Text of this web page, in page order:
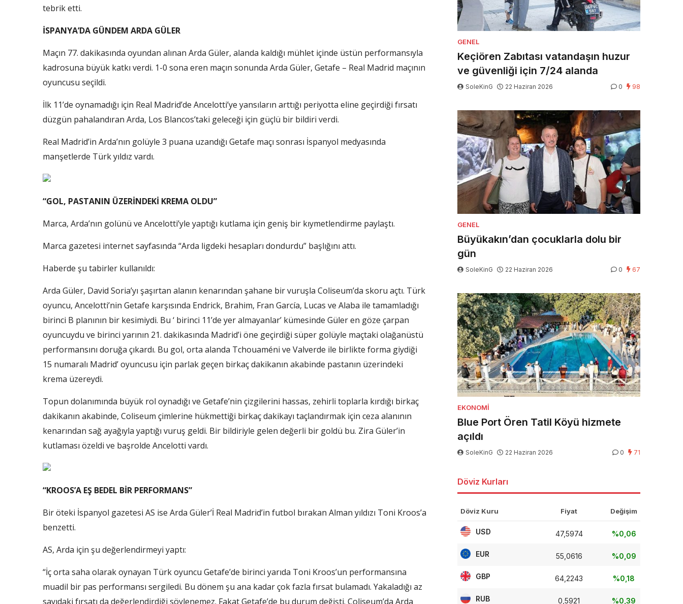
tebrik etti.
İSPANYA’DA GÜNDEM ARDA GÜLER
Maçın 77. dakikasında oyundan alınan Arda Güler, alanda kaldığı mühlet içinde üstün performansıyla
kadrosuna büyük katkı verdi. 1-0 sona eren maçın sonunda Arda Güler, Getafe – Real Madrid maçının
oyuncusu seçildi.
İlk 11’de oynamadığı için Real Madrid’de Ancelotti’ye yansıların arttığı periyotta eline geçirdiği fırsatı
düzgün pahalandıran Arda, Los Blancos’taki geleceği için güçlü bir bildiri verdi.
Real Madrid’in Arda’nın golüyle 3 puana uzandığı Getafe maçı sonrası İspanyol medyasında
manşetlerde Türk yıldız vardı.
“GOL, PASTANIN ÜZERİNDEKİ KREMA OLDU”
Marca, Arda’nın golünü ve Ancelotti’yle yaptığı kutlama için geniş bir kıymetlendirme paylaştı.
Marca gazetesi internet sayfasında “Arda ligdeki hesapları dondurdu” başlığını attı.
Haberde şu tabirler kullanıldı:
Arda Güler, David Soria’yı şaşırtan alanın kenarından şahane bir vuruşla Coliseum’da skoru açtı. Türk
oyuncu, Ancelotti’nin Getafe karşısında Endrick, Brahim, Fran García, Lucas ve Alaba ile tamamladığı
birinci B planının bir kesimiydi. Bu ‘ birinci 11’de yer almayanlar’ kümesinde Güler en göze çarpan
oyuncuydu ve birinci yarının 21. dakikasında Madrid’i öne geçirdiği süper golüyle maçtaki olağanüstü
performansını doruğa çıkardı. Bu gol, orta alanda Tchouaméni ve Valverde ile birlikte forma giydiği
15 numaralı Madrid’ oyuncusu için parlak geçen birkaç dakikanın akabinde pastanın üzerindeki
krema üzereydi.
Topun dolanımında büyük rol oynadığı ve Getafe’nin çizgilerini hassas, zehirli toplarla kırdığı birkaç
dakikanın akabinde, Coliseum çimlerine hükmettiği birkaç dakikayı taçlandırmak için ceza alanının
kenarından sağ ayağıyla yaptığı vuruş geldi. Bir bildiriyle gelen değerli bir goldü bu. Zira Güler’in
kutlaması özeldi ve başrolde Ancelotti vardı.
“KROOS’A EŞ BEDEL BİR PERFORMANS”
Bir öteki İspanyol gazetesi AS ise Arda Güler’İ Real Madrid’in futbol bırakan Alman yıldızı Toni Kroos’a
benzetti.
AS, Arda için şu değerlendirmeyi yaptı:
“İç orta saha olarak oynayan Türk oyuncu Getafe’de birinci yarıda Toni Kroos’un performansına
muadil bir pas performansı sergiledi. Bu dönem şu ana kadar çok fazla fırsat bulamadı. Yakaladığı az
sayıdaki fırsatı da değerlendirdiği söylenemez. Fakat Getafe’de bu durum değişti. Coliseum’da Arda
GENEL
Keçiören Zabıtası vatandaşın huzur
ve güvenliği için 7/24 alanda
SoleKinG 22 Haziran 2026 0 98
GENEL
Büyükakın’dan çocuklarla dolu bir
gün
SoleKinG 22 Haziran 2026 0 67
EKONOMI
Blue Port Ören Tatil Köyü hizmete
açıldı
SoleKinG 22 Haziran 2026 0 71
Döviz Kurları
Döviz Kuru Fiyat Değişim
USD 47,5974 %0,06
EUR 55,0616 %0,09
GBP 64,2243 %0,18
RUB 0,5921 %0,39